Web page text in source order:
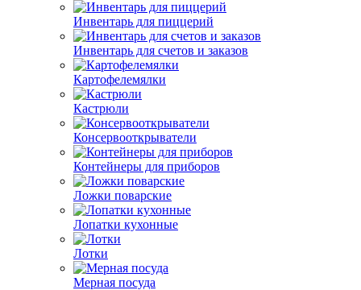
Инвентарь для пиццерий
Инвентарь для счетов и заказов
Картофелемялки
Кастрюли
Консервооткрыватели
Контейнеры для приборов
Ложки поварские
Лопатки кухонные
Лотки
Мерная посуда